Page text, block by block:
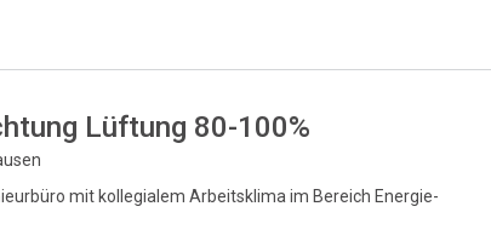
Lüftung 80-100%
mit kollegialem Arbeitsklima im Bereich Energie-